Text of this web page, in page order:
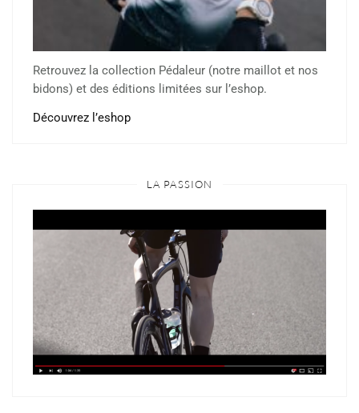
Retrouvez la collection Pédaleur (notre maillot et nos
bidons) et des éditions limitées sur l’eshop.
Découvrez l’eshop
LA PASSION